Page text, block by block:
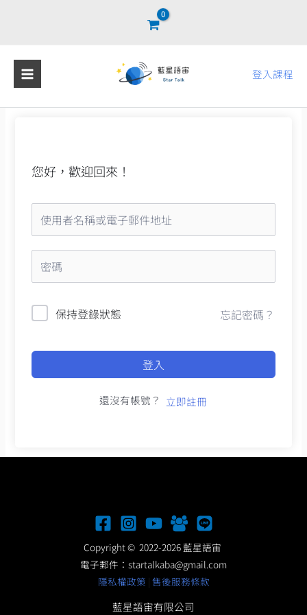
登入課程
您好，歡迎回來！
保持登錄狀態 忘記密碼？
登入
還沒有帳號？ 立即註冊
Copyright © 2022-2026 藍星語宙
電子郵件： startalkaba@gmail.com
隱私權政策 | 售後服務條款
藍星語宙有限公司